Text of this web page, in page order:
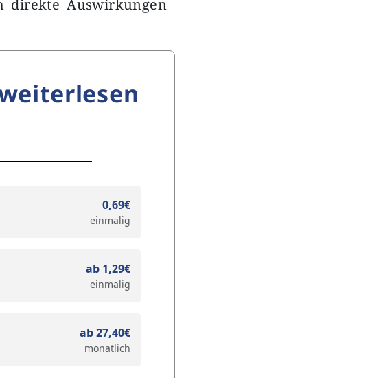
direkte Auswirkungen
0,69€
einmalig
ab 1,29€
einmalig
ab 27,40€
monatlich